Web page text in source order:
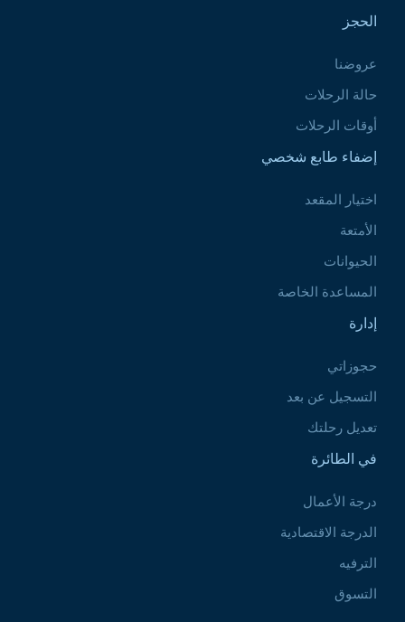
الحجز
عروضنا
حالة الرحلات
أوقات الرحلات
إضفاء طابع شخصي
اختيار المقعد
الأمتعة
الحيوانات
المساعدة الخاصة
إدارة
حجوزاتي
التسجيل عن بعد
تعديل رحلتك
في الطائرة
درجة الأعمال
الدرجة الاقتصادية
الترفيه
التسوق